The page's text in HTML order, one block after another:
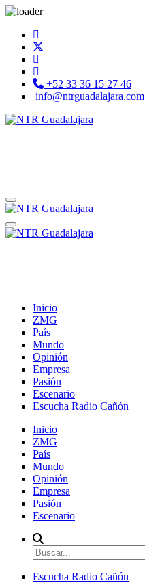
+52 33 36 15 27 46
info@ntrguadalajara.com
Inicio
ZMG
País
Mundo
Opinión
Empresa
Pasión
Escenario
Escucha Radio Cañón
Inicio
ZMG
País
Mundo
Opinión
Empresa
Pasión
Escenario
Escucha Radio Cañón